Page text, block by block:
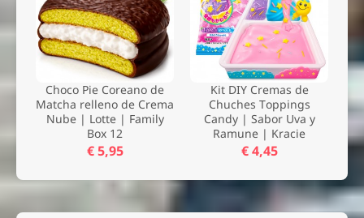
Choco Pie Coreano de
Matcha relleno de Crema
Nube | Lotte | Family
Box 12
€ 5,95
Kit DIY Cremas de
Chuches Toppings
Candy | Sabor Uva y
Ramune | Kracie
€ 4,45